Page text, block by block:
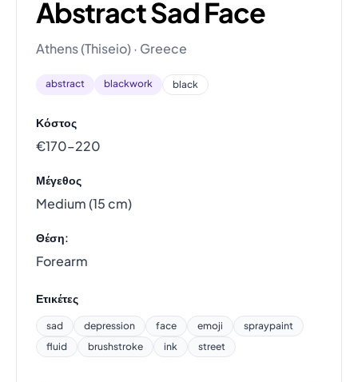
Abstract Sad Face
Athens (Thiseio) · Greece
abstract blackwork black
Κόστος
€170–220
Μέγεθος
Medium (15 cm)
Θέση:
Forearm
Ετικέτες
sad depression face emoji
spraypaint
fluid
brushstroke ink street